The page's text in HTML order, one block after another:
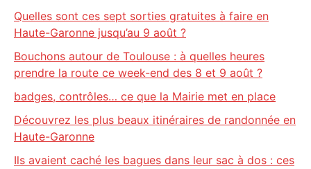
Quelles sont ces sept sorties gratuites à faire en
Haute-Garonne jusqu’au 9 août ?
Bouchons autour de Toulouse : à quelles heures
prendre la route ce week-end des 8 et 9 août ?
badges, contrôles… ce que la Mairie met en place
Découvrez les plus beaux itinéraires de randonnée en
Haute-Garonne
Ils avaient caché les bagues dans leur sac à dos : ces